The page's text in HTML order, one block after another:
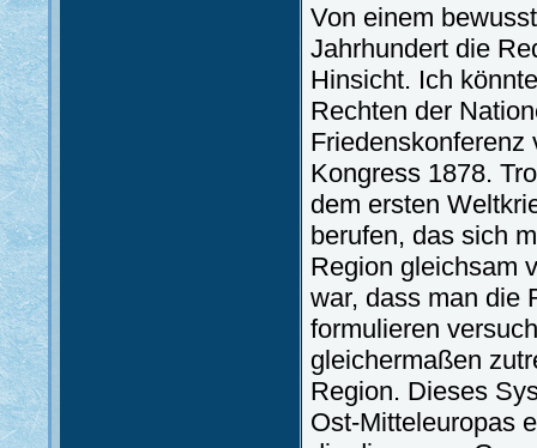
Von einem
Jahrhundert die
Hinsicht. Ich
Rechten der
Friedenskonferenz
Kongress 1878.
dem ersten
berufen, das sich
Region gleichsam
war, dass man die
formulieren
gleichermaßen
Region. Dieses
Ost-Mitteleuropas